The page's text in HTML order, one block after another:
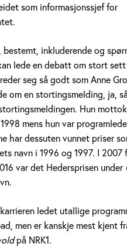
som informasjonssjef for
bestemt, inkluderende og
lede en debatt om stort
seg så godt som Anne
om en stortingsmelding, ja,
Hun
mens hun var
har dessuten vunnet priser
navn i 1996 og 1997. I 2007
var det Hedersprisen under
ledet utallige
men er kanskje mest kjent
på NRK1.